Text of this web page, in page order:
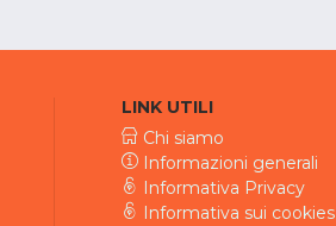
LINK UTILI
Chi siamo
Informazioni generali
Informativa Privacy
Informativa sui cookies